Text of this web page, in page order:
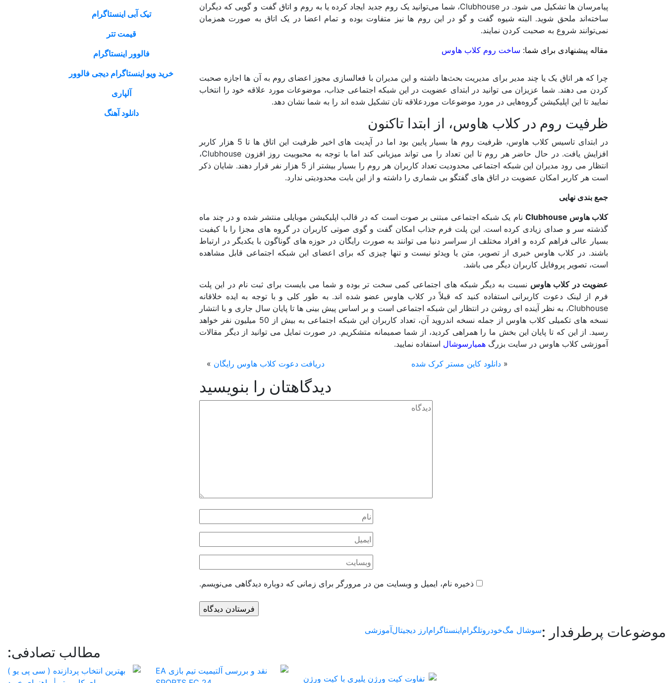
پیامرسان ها تشکیل می شود. در Clubhouse، شما می‌توانید یک روم جدید ایجاد کرده یا به روم و اتاق گفت و گویی که دیگران
ساخته‌اند ملحق شوید. البته شیوه گفت و گو در این روم ها نیز متفاوت بوده و تمام اعضا در یک اتاق به صورت همزمان
نمی‌توانند شروع به صحبت کردن نمایند.
مقاله پیشنهادی برای شما: ساخت روم کلاب هاوس
چرا که هر اتاق یک یا چند مدیر برای مدیریت بحث‌ها داشته و این مدیران با فعالسازی مجوز اعضای روم به آن ها اجازه صحبت
کردن می دهند. شما عزیزان می توانید در ابتدای عضویت در این شبکه اجتماعی جذاب، موضوعات مورد علاقه خود را انتخاب
نمایید تا این اپلیکیشن گروه‌هایی در مورد موضوعات موردعلاقه تان تشکیل شده اند را به شما نشان دهد.
ظرفیت روم در کلاب هاوس، از ابتدا تاکنون
در ابتدای تاسیس کلاب هاوس، ظرفیت روم ها بسیار پایین بود اما در آپدیت های اخیر ظرفیت این اتاق ها تا 5 هزار کاربر
افزایش یافت. در حال حاضر هر روم تا این تعداد را می تواند میزبانی کند اما با توجه به محبوبیت روز افزون Clubhouse،
انتظار می رود مدیران این شبکه اجتماعی محدودیت تعداد کاربران هر روم را بسیار بیشتر از 5 هزار نفر قرار دهند. شایان ذکر
است هر کاربر امکان عضویت در اتاق های گفتگو بی شماری را داشته و از این بابت محدودیتی ندارد.
جمع بندی نهایی
کلاب هاوس Clubhouse
نام یک شبکه اجتماعی مبتنی بر صوت است که در قالب اپلیکیشن موبایلی منتشر شده و در چند ماه
گذشته سر و صدای زیادی کرده است. این پلت فرم جذاب امکان گفت و گوی صوتی کاربران در گروه های مجزا را با کیفیت
بسیار عالی فراهم کرده و افراد مختلف از سراسر دنیا می توانند به صورت رایگان در حوزه های گوناگون با یکدیگر در ارتباط
باشند. در کلاب هاوس خبری از تصویر، متن یا ویدئو نیست و تنها چیزی که برای اعضای این شبکه اجتماعی قابل مشاهده
است، تصویر پروفایل کاربران دیگر می باشد.
عضویت در کلاب هاوس نسبت به دیگر شبکه های اجتماعی کمی سخت تر بوده و شما می بایست برای ثبت نام در این پلت
فرم از لینک دعوت کاربرانی استفاده کنید که قبلاً در کلاب هاوس عضو شده اند. به طور کلی و با توجه به ایده خلاقانه
Clubhouse، به نظر آینده ای روشن در انتظار این شبکه اجتماعی است و بر اساس پیش بینی ها تا پایان سال جاری و با انتشار
نسخه های تکمیلی کلاب هاوس از جمله نسخه اندروید آن، تعداد کاربران این شبکه اجتماعی به بیش از 50 میلیون نفر خواهد
رسید. از این که تا پایان این بخش ما را همراهی کردید، از شما صمیمانه متشکریم. در صورت تمایل می توانید از دیگر مقالات
آموزشی کلاب هاوس در سایت بزرگ همیارسوشال استفاده نمایید.
«دانلود کاین مستر کرک شده دریافت دعوت کلاب هاوس رایگان »
دیدگاهتان را بنویسید
ذخیره نام، ایمیل و وبسایت من در مرورگر برای زمانی که دوباره دیدگاهی می‌نویسم.
تیک آبی اینستاگرام
قیمت تتر
فالوور اینستاگرام
خرید ویو اینستاگرام دیجی فالوور
آلپاری
دانلود آهنگ
موضوعات پرطرفدار :سوشال مگخودروتلگراماینستاگرامارز دیجیتالآموزشی
مطالب تصادفی: